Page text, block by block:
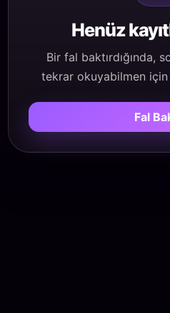
Henüz
Bir fal baktırdığında,
tekrar okuyabilmen
Fal